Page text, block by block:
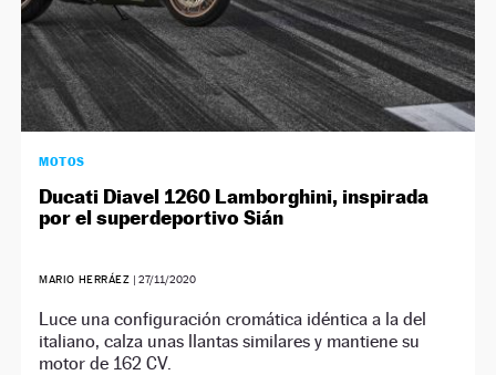
MOTOS
Ducati Diavel 1260 Lamborghini, inspirada
por el superdeportivo Sián
MARIO HERRÁEZ | 27/11/2020
Luce una configuración cromática idéntica a la del
italiano, calza unas llantas similares y mantiene su
motor de 162 CV.